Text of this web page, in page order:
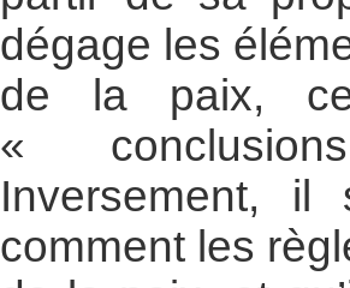
dégage les
de la paix,
«
Inversement, il
comment les